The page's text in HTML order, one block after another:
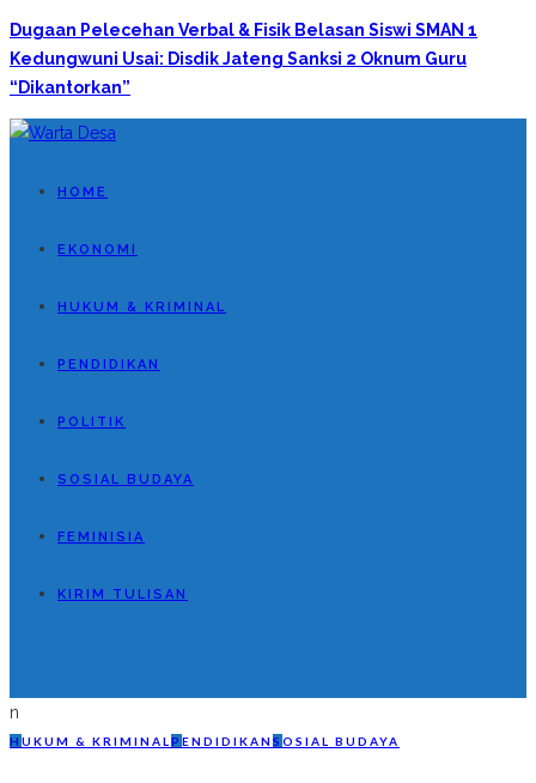
Dugaan Pelecehan Verbal & Fisik Belasan Siswi SMAN 1
Kedungwuni Usai: Disdik Jateng Sanksi 2 Oknum Guru
“Dikantorkan”
HOME
EKONOMI
HUKUM & KRIMINAL
PENDIDIKAN
POLITIK
SOSIAL BUDAYA
FEMINISIA
KIRIM TULISAN
n
H UKUM & KRIMINAL P ENDIDIKAN S OSIAL BUDAYA